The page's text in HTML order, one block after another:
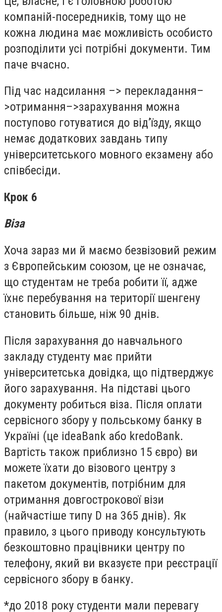
компаній-посередників, тому що не
кожна людина має можливість особисто
розподілити усі потрібні документи. Тим
паче вчасно.
Під час надсилання –> перекладання–
>отримання–>зарахування можна
поступово готуватися до від’їзду, якщо
немає додаткових завдань типу
університетського мовного екзамену або
співбесіди.
Крок 6
Віза
Хоча зараз ми й маємо безвізовий режим
з Європейським союзом, це не означає,
що студентам не треба робити її, адже
їхнє перебування на території шенгену
становить більше, ніж 90 днів.
Після зарахування до навчального
закладу студенту має прийти
університетська довідка, що підтверджує
його зарахування. На підставі цього
документу робиться віза. Після оплати
сервісного збору у польському банку в
Україні (це ideaBank або kredoBank.
Вартість також приблизно 15 євро) ви
можете їхати до візового центру з
пакетом документів, потрібним для
отримання довгострокової візи
(найчастіше типу D на 365 днів). Як
правило, з цього приводу консультують
безкоштовно працівники центру по
телефону, який ви вказуєте при реєстрації
сервісного збору в банку.
*до 2018 року студенти мали перевагу